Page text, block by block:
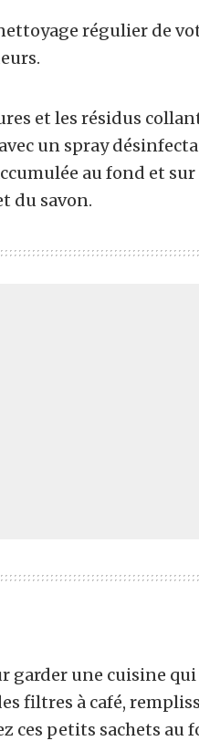
régulier de
et les résidus
un spray
au fond et sur
du savon.
une cuisine qui
filtres à café,
ces petits sachets au